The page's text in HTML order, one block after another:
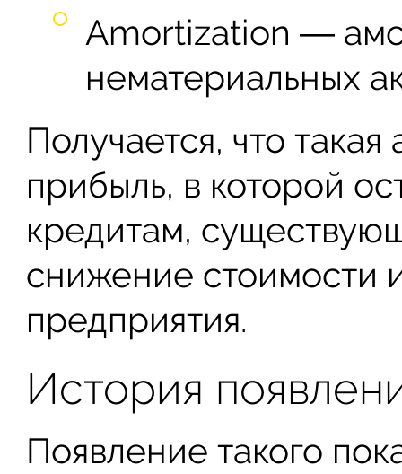
Amortization ―
нематериальных
Получается, что
прибыль, в которой
кредитам,
снижение стоимости
предприятия.
История
Появление такого